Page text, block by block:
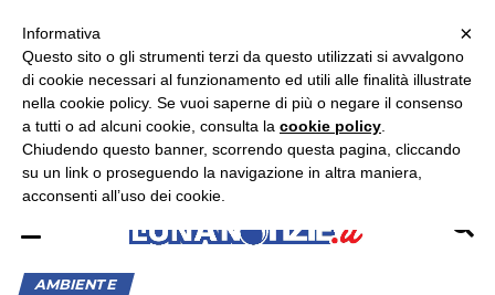
ASCOLTA RADIO LUNA
AMBIENTE
×
×
Informativa
Questo sito o gli strumenti terzi da questo utilizzati si avvalgono
di cookie necessari al funzionamento ed utili alle finalità illustrate
nella cookie policy. Se vuoi saperne di più o negare il consenso
a tutti o ad alcuni cookie, consulta la cookie policy
Chiudendo questo banner, scorrendo questa pagina, cliccando
su un link o proseguendo la navigazione in altra maniera,
acconsenti all’uso dei cookie.